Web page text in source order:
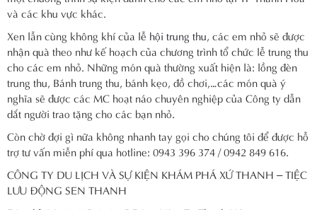
và các khu vực khác.
Xen lẫn cùng không khí của lễ hội trung thu, các em nhỏ sẽ được
nhận quà theo như kế hoạch của chương trình tổ chức lễ trung thu
cho các em nhỏ. Những món quà thường xuất hiện là: lồng đèn
trung thu, Bánh trung thu, bánh kẹo, đồ chơi,…các món quà ý
nghĩa sẽ được các MC hoạt náo chuyên nghiệp của Công ty dẫn
dắt người trao tặng cho các bạn nhỏ.
Còn chờ đợi gì nữa không nhanh tay gọi cho chúng tôi để được hỗ
trợ tư vấn miễn phí qua hotline: 0943 396 374 / 0942 849 616.
CÔNG TY DU LỊCH VÀ SỰ KIỆN KHÁM PHÁ XỨ THANH – TIỆC
LƯU ĐỘNG SEN THANH